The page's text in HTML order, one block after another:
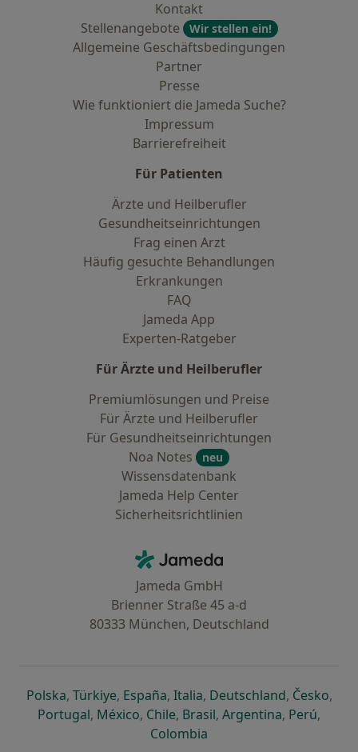
Kontakt
Stellenangebote
Wir stellen ein!
Allgemeine Geschäftsbedingungen
Partner
Presse
Wie funktioniert die Jameda Suche?
Impressum
Barrierefreiheit
Für Patienten
Ärzte und Heilberufler
Gesundheitseinrichtungen
Frag einen Arzt
Häufig gesuchte Behandlungen
Erkrankungen
FAQ
Jameda App
Experten-Ratgeber
Für Ärzte und Heilberufler
Premiumlösungen und Preise
Für Ärzte und Heilberufler
Für Gesundheitseinrichtungen
Noa Notes
neu
Wissensdatenbank
Jameda Help Center
Sicherheitsrichtlinien
Jameda - Startseite
Jameda GmbH
Brienner Straße 45 a-d
80333 München, Deutschland
Polskaöffnet in einer neuen Registerkarte
, Türkiyeöffnet in einer neuen Registerkarte
, Españaöffnet in einer neuen
, Italiaöffnet in einer neuen
, Deutschlandöffnet in
, Česko,
Portugalöffnet in einer neuen Registerkarte
, Méxicoöffnet in einer neuen Registerkarte
, Chileöffnet in einer neuen
, Brasilöffnet in einer neuen
, Argentinaöffnet in
, Perúöffnet
,
Colombia